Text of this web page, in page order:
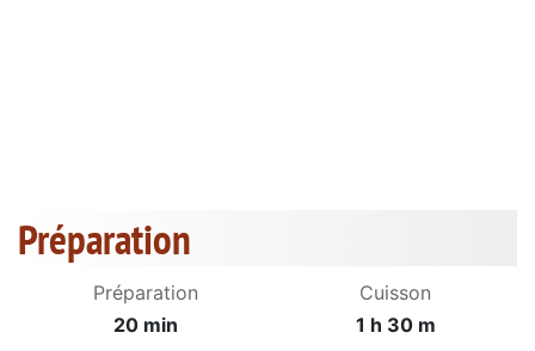
Préparation
Préparation
20 min
Cuisson
1 h 30 m